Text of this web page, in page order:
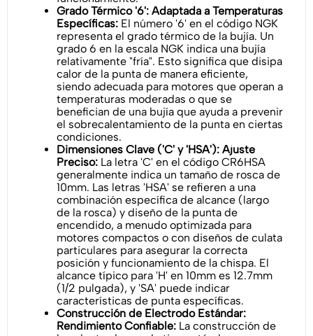
Grado Térmico '6': Adaptada a Temperaturas
Específicas: El número '6' en el código NGK
representa el grado térmico de la bujía. Un
grado 6 en la escala NGK indica una bujía
relativamente "fría". Esto significa que disipa
calor de la punta de manera eficiente,
siendo adecuada para motores que operan a
temperaturas moderadas o que se
benefician de una bujía que ayuda a prevenir
el sobrecalentamiento de la punta en ciertas
condiciones.
Dimensiones Clave ('C' y 'HSA'): Ajuste
Preciso: La letra 'C' en el código CR6HSA
generalmente indica un tamaño de rosca de
10mm. Las letras 'HSA' se refieren a una
combinación específica de alcance (largo
de la rosca) y diseño de la punta de
encendido, a menudo optimizada para
motores compactos o con diseños de culata
particulares para asegurar la correcta
posición y funcionamiento de la chispa. El
alcance típico para 'H' en 10mm es 12.7mm
(1/2 pulgada), y 'SA' puede indicar
características de punta específicas.
Construcción de Electrodo Estándar:
Rendimiento Confiable: La construcción de